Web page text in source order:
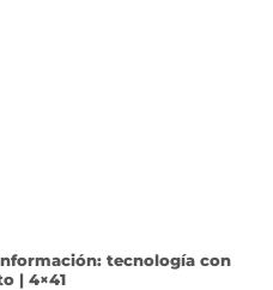
tecnología con
| 4×41